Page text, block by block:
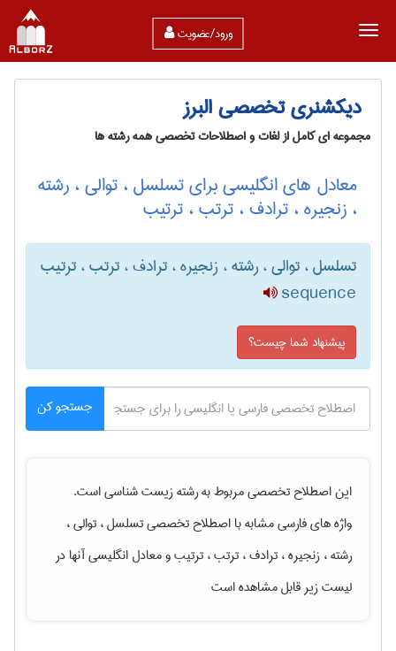
ورود/عضویت
دیکشنری تخصصی البرز
مجموعه ای کامل از لغات و اصطلاحات تخصصی همه رشته ها
معادل های انگلیسی برای تسلسل ، توالی ، رشته
، زنجیره ، ترادف ، ترتب ، ترتیب
تسلسل ، توالی ، رشته ، زنجیره ، ترادف ، ترتب ، ترتیب
sequence
پیشنهاد شما چیست؟
جستجو کن
این اصطلاح تخصصی مربوط به رشتهزيست شناسیاست.
واژه های فارسی مشابه با اصطلاح تخصصیتسلسل ، توالی ،
رشته ، زنجیره ، ترادف ، ترتب ، ترتیبو معادل انگلیسی آنها در
لیست زیر قابل مشاهده است